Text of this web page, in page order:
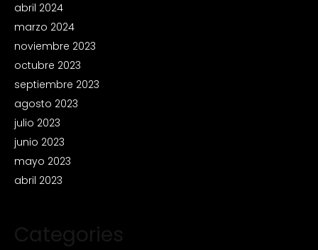
abril 2024
marzo 2024
noviembre 2023
octubre 2023
septiembre 2023
agosto 2023
julio 2023
junio 2023
mayo 2023
abril 2023
Categories